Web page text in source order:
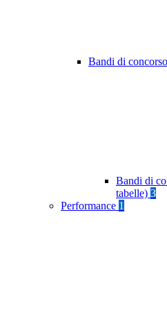
Bandi di concorso
Bandi di
tabelle) 3
Performance 1